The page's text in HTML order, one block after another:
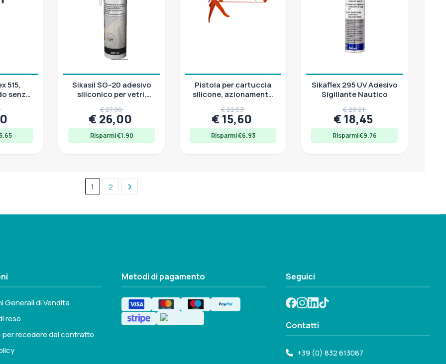
515,
senza
Sikasil SG-20 adesivo
siliconico per vetri,
€ 27,90
€ 26,00
Risparmi €1.90
Pistola per cartuccia
silicone, azionamento
€ 22,53
€ 15,60
Risparmi €6.93
Sikaflex 295 UV Adesivo
Sigillante Nautico
€ 28,21
€ 18,45
Risparmi €9.76
1 2
Generali di Vendita
reso
per recedere dal contratto
Metodi di pagamento Seguici
Contatti
+39 (0) 832 613087